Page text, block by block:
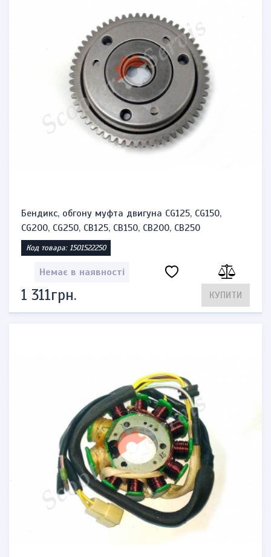
Бендикс, обгону муфта двигуна CG125, CG150,
CG200, CG250, CB125, CB150, CB200, CB250
Код товара: 1501522250
Немає в наявності
1 311грн. КУПИТИ